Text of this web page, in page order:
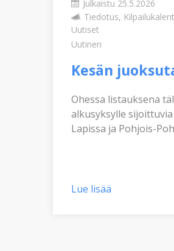
Julkaistu 25.5.2026
Tiedotus,
Uutiset
Uutinen
Kesän
Ohessa listauksena
alkusyksylle
Lapissa ja Pohjois-
Lue lisää